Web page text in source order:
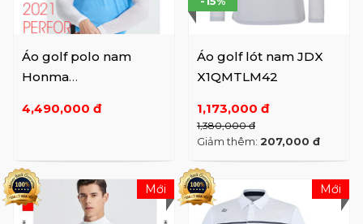
Áo golf polo nam
Honma
4,490,000 đ
Áo golf lót nam JDX
X1QMTLM42
1,173,000 đ
1,380,000 đ
Giảm thêm: 207,000 đ
Mới Mới